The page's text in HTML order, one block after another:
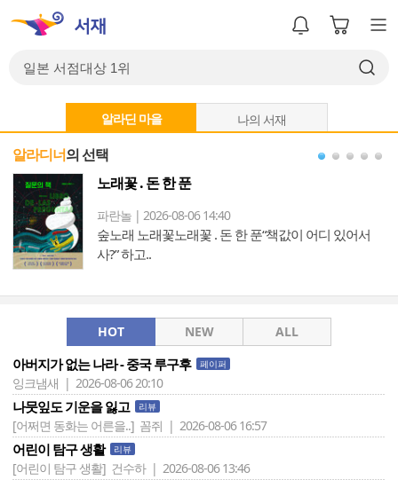
알라딘 마을 나의 서재
알라디너의 선택
노래꽃 . 돈 한 푼
파란놀 | 2026-08-06 14:40
숲노래 노래꽃노래꽃 . 돈 한 푼“책값이 어디 있어서
사?” 하고..
HOT NEW ALL
아버지가 없는 나라 - 중국 루구후 페이퍼
잉크냄새 | 2026-08-06 20:10
나뭇잎도 기운을 잃고 리뷰
[어쩌면 동화는 어른을..] 꼼쥐 | 2026-08-06 16:57
어린이 탐구 생활 리뷰
[어린이 탐구 생활] 건수하 | 2026-08-06 13:46